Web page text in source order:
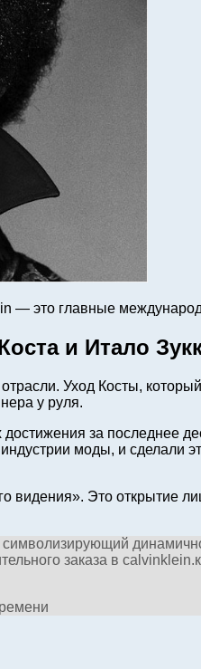
— это главные
и Итало
Уход Косты,
у руля.
за последнее
моды, и сделали
видения». Это открытие
заказа в